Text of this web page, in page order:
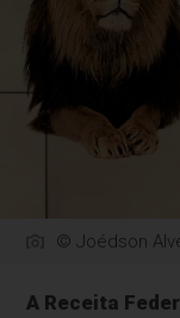
© Joédson
A Receita